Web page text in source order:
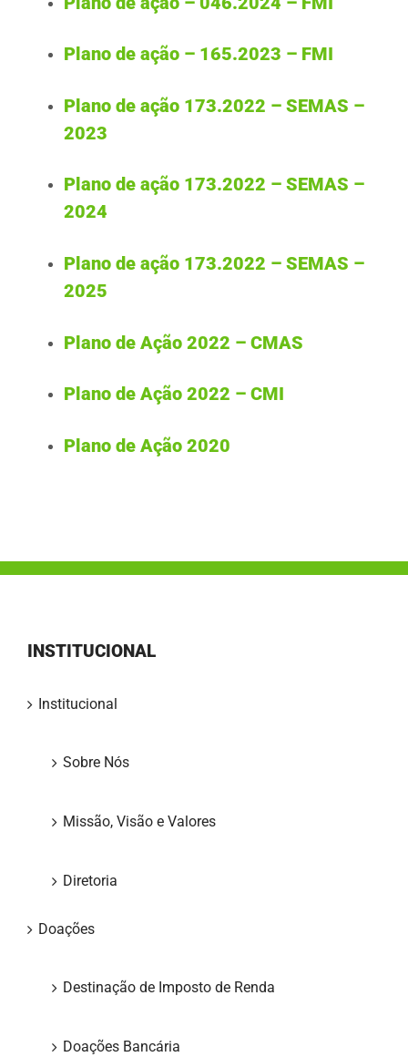
ODS
Contato
Plano de ação – 165.2023 – FMI
Plano de ação 173.2022 – SEMAS –
2023
Plano de ação 173.2022 – SEMAS –
2024
Plano de ação 173.2022 – SEMAS –
2025
Plano de Ação 2022 – CMAS
Plano de Ação 2022 – CMI
Plano de Ação 2020
INSTITUCIONAL
Institucional
Sobre Nós
Missão, Visão e Valores
Diretoria
Doações
Destinação de Imposto de Renda
Doações Bancária